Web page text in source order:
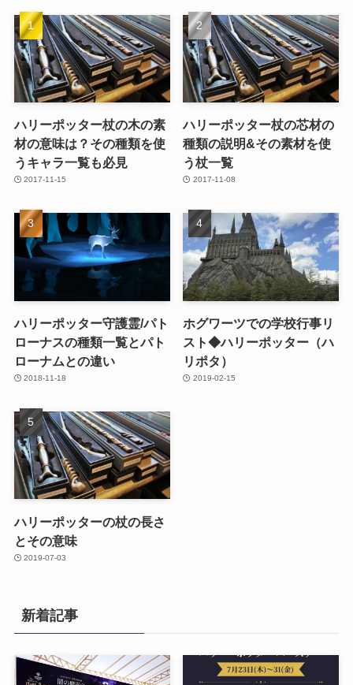
ハリーポッター杖の木の素
材の意味は？その種類を使
うキャラ一覧も必見
2017-11-15
ハリーポッター杖の芯材の
種類の説明&その素材を使
う杖一覧
2017-11-08
ハリーポッター守護霊/パト
ローナスの種類一覧とパト
ローナムとの違い
2018-11-18
ホグワーツでの学校行事リ
スト◆ハリーポッター（ハ
リポタ）
2019-02-15
ハリーポッターの杖の長さ
とその意味
2019-07-03
新着記事